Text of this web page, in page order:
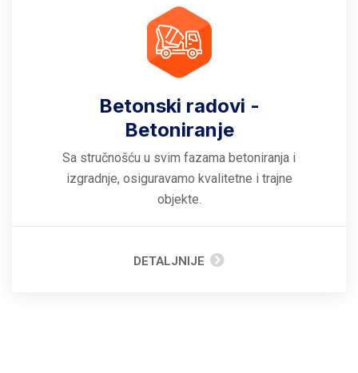
Betonski radovi -
Betoniranje
Sa stručnošću u svim fazama betoniranja i
izgradnje, osiguravamo kvalitetne i trajne
objekte.
DETALJNIJE